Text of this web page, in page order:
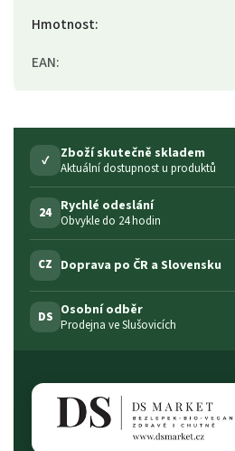
Hmotnost:
EAN:
✓ Zboží skutečně skladem
Aktuální dostupnost u produktů
24 Rychlé odeslání
Obvykle do 24 hodin
CZ Doprava po ČR a Slovensku
DS Osobní odběr
Prodejna ve Slušovicích